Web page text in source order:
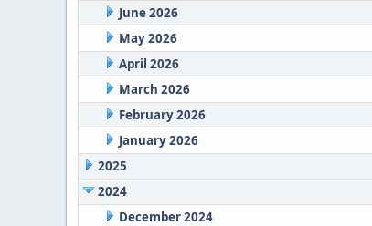
June 2026
May 2026
April 2026
March 2026
February 2026
January 2026
2025
2024
December 2024